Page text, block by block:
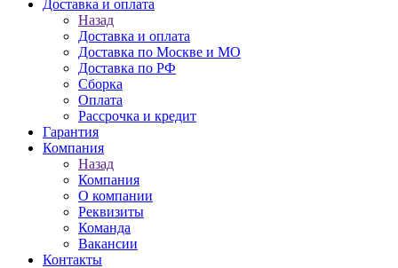
Доставка и оплата
Назад
Доставка и оплата
Доставка по Москве и МО
Доставка по РФ
Сборка
Оплата
Рассрочка и кредит
Гарантия
Компания
Назад
Компания
О компании
Реквизиты
Команда
Вакансии
Контакты